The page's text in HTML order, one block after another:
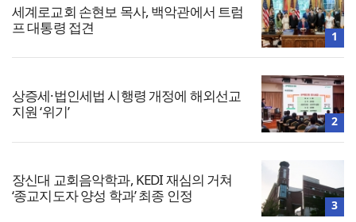
세계로교회 손현보 목사, 백악관에서 트럼
프 대통령 접견
1
상증세·법인세법 시행령 개정에 해외선교
지원 ‘위기’
2
장신대 교회음악학과, KEDI 재심의 거쳐
‘종교지도자 양성 학과’ 최종 인정
3